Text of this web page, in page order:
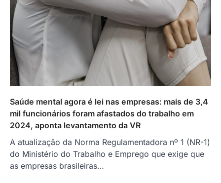
Saúde mental agora é lei nas empresas: mais de 3,4
mil funcionários foram afastados do trabalho em
2024, aponta levantamento da VR
A atualização da Norma Regulamentadora nº 1 (NR-1)
do Ministério do Trabalho e Emprego que exige que
as empresas brasileiras…